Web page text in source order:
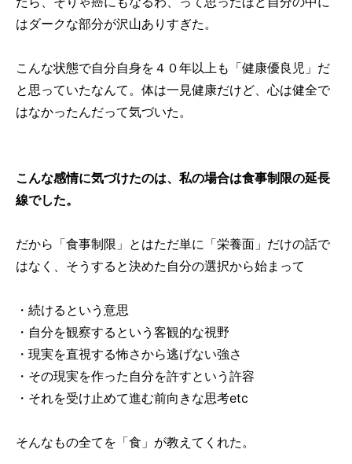
はダークな部分が沢山ありすぎた。
こんな状態で自分自身を４０年以上も「健康優良児」だ
と思っていたなんて。体は一見健康だけど、心は健全で
はなかったんだって気づいた。
こんな感情に気づけたのは、私の場合は食事制限の延長
線でした。
だから「食事制限」とはただ単に「栄養面」だけの話で
はなく、そうすると決めた自分の選択から始まって
・続けるという意思
・自分を観察するという客観的な視野
・現実を直視する怖さから逃げない強さ
・その現実を作った自分を許すという許容
・それを受け止めて進む前向きな思考etc
そんなもの全てを「食」が教えてくれた。